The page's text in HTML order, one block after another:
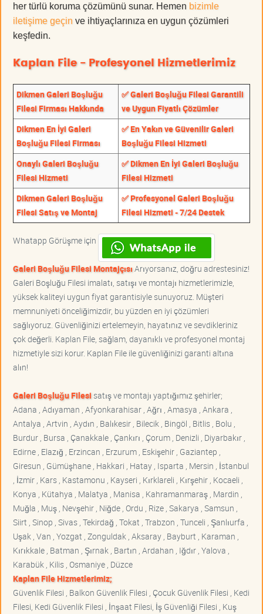
her türlü koruma çözümünü sunar. Hemen bizimle
iletişime geçin ve ihtiyaçlarınıza en uygun çözümleri
keşfedin.
Kaplan File - Profesyonel Hizmetlerimiz
Dikmen Galeri Boşluğu
Filesi Firması Hakkında
✅ Galeri Boşluğu Filesi Garantili
ve Uygun Fiyatlı Çözümler
Dikmen En İyi Galeri
Boşluğu Filesi Firması
✅ En Yakın ve Güvenilir Galeri
Boşluğu Filesi Hizmeti
Onaylı Galeri Boşluğu
Filesi Hizmeti
✅ Dikmen En İyi Galeri Boşluğu
Filesi Hizmeti
Dikmen Galeri Boşluğu
Filesi Satış ve Montaj
✅ Profesyonel Galeri Boşluğu
Filesi Hizmeti - 7/24 Destek
Whatapp Görüşme için
Galeri Boşluğu Filesi MontajçısıArıyorsanız, doğru adrestesiniz!
Galeri Boşluğu Filesi imalatı, satışı ve montajı hizmetlerimizle,
yüksek kaliteyi uygun fiyat garantisiyle sunuyoruz. Müşteri
memnuniyeti önceliğimizdir, bu yüzden en iyi çözümleri
sağlıyoruz. Güvenliğinizi ertelemeyin, hayatınız ve sevdikleriniz
çok değerli. Kaplan File, sağlam, dayanıklı ve profesyonel montaj
hizmetiyle sizi korur. Kaplan File ile güvenliğinizi garanti altına
alın!
Galeri Boşluğu Filesisatış ve montajı yaptığımız şehirler;
Adana , Adıyaman , Afyonkarahisar , Ağrı , Amasya , Ankara ,
Antalya , Artvin , Aydın , Balıkesir , Bilecik , Bingöl , Bitlis , Bolu ,
Burdur , Bursa , Çanakkale , Çankırı , Çorum , Denizli , Diyarbakır ,
Edirne , Elazığ , Erzincan , Erzurum , Eskişehir , Gaziantep ,
Giresun , Gümüşhane , Hakkari , Hatay , Isparta , Mersin , İstanbul
, İzmir , Kars , Kastamonu , Kayseri , Kırklareli , Kırşehir , Kocaeli ,
Konya , Kütahya , Malatya , Manisa , Kahramanmaraş , Mardin ,
Muğla , Muş , Nevşehir , Niğde , Ordu , Rize , Sakarya , Samsun ,
Siirt , Sinop , Sivas , Tekirdağ , Tokat , Trabzon , Tunceli , Şanlıurfa ,
Uşak , Van , Yozgat , Zonguldak , Aksaray , Bayburt , Karaman ,
Kırıkkale , Batman , Şırnak , Bartın , Ardahan , Iğdır , Yalova ,
Karabük , Kilis , Osmaniye , Düzce
Kaplan File Hizmetlerimiz;
Güvenlik Filesi , Balkon Güvenlik Filesi , Çocuk Güvenlik Filesi , Kedi
Filesi, Kedi Güvenlik Filesi , İnşaat Filesi, İş Güvenliği Filesi , Kuş